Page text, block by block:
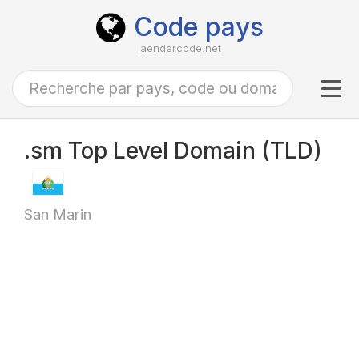
Code pays
laendercode.net
.sm Top Level Domain (TLD)
San Marin